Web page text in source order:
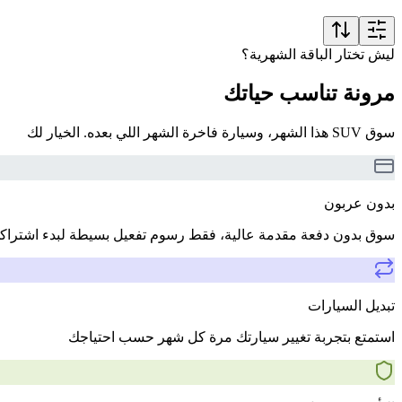
ليش تختار الباقة الشهرية؟
مرونة تناسب حياتك
سوق SUV هذا الشهر، وسيارة فاخرة الشهر اللي بعده. الخيار لك
بدون عربون
سوق بدون دفعة مقدمة عالية، فقط رسوم تفعيل بسيطة لبدء
تبديل السيارات
استمتع بتجربة تغيير سيارتك مرة كل شهر حسب احتياجك